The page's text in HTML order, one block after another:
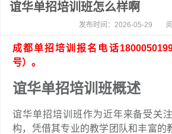
谊华单招培训班怎么样啊
发布时间：2026-05-29
成都单招培训报名电话
号）。
谊华单招培训班概述
谊华单招培训班作为近年来备受关
构，凭借其专业的教学团队和丰富的